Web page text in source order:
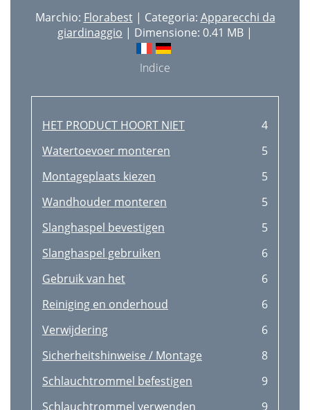
Marchio: Florabest| Categoria: Apparecchi da
giardinaggio | Dimensione: 0.41 MB |
Indice
HET PRODUCT HOORT NIET
4
Watertoevoer monteren
5
Montageplaats kiezen
5
Wandhouder monteren
5
Slanghaspel bevestigen
5
Slanghaspel gebruiken
6
Gebruik van het
6
Reiniging en onderhoud
6
Verwijdering
6
Sicherheitshinweise / Montage
8
Schlauchtrommel befestigen
9
Schlauchtrommel verwenden
9